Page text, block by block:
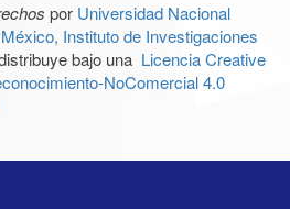
por Universidad Nacional
Instituto de Investigaciones
bajo una Licencia Creative
NoComercial 4.0